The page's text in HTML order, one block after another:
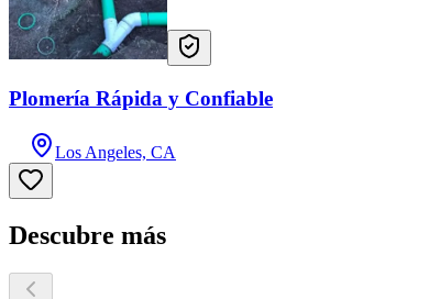
Plomería Rápida y Confiable
Los Angeles, CA
Descubre más